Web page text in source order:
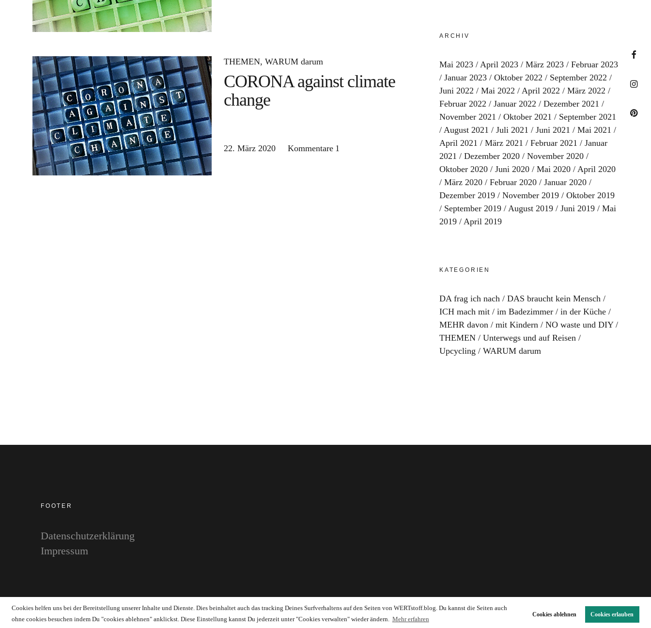
Cookies helfen uns bei der Bereitstellung unserer Inhalte und Dienste. Dies beinhaltet auch das tracking Deines Surfverhaltens auf den Seiten von WERTstoff.blog. Du kannst die Seiten auch
ohne cookies besuchen indem Du "cookies ablehnen" anklickst. Diese Einstellung kannst Du jederzeit unter "Cookies verwalten" wieder ändern. Mehr erfahren
Cookies ablehnen Cookies erlauben
THEMEN WARUM darum
CORONA against climate
change
22. März 2020 Kommentare 1
ARCHIV
Mai 2023 April 2023 März 2023
Februar 2023
Januar 2023
Oktober 2022
September 2022
Juni 2022
Mai 2022 April 2022
März 2022
Februar 2022
Januar 2022
Dezember 2021
November 2021
Oktober 2021
September 2021
August 2021
Juli 2021 Juni 2021
Mai 2021
April 2021
März 2021 Februar 2021
Januar
2021
Dezember 2020
November 2020
Oktober 2020
Juni 2020 Mai 2020
April 2020
März 2020
Februar 2020
Januar 2020
Dezember 2019
November 2019
Oktober 2019
September 2019
August 2019 Juni 2019
Mai
2019
April 2019
KATEGORIEN
DA frag ich nach
DAS braucht kein Mensch
ICH mach mit
im Badezimmer
in der Küche
MEHR davon
mit Kindern
NO waste und DIY
THEMEN
Unterwegs und auf Reisen
Upcycling
WARUM darum
FOOTER
Datenschutzerklärung
Impressum
Copyright © 2026 WERTstoff.blog